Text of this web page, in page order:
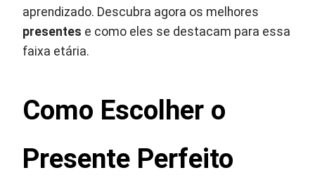
aprendizado. Descubra agora os melhores
presentes e como eles se destacam para essa
faixa etária.
Como Escolher o
Presente Perfeito